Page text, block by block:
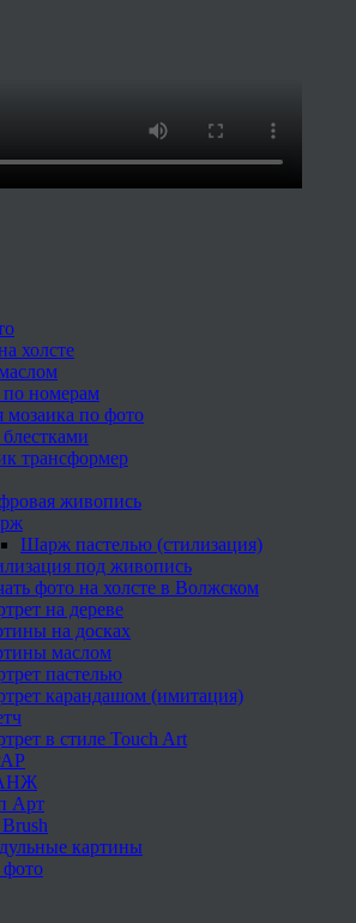
холсте
номерам
мозаика по фото
трансформер
живопись
Шарж пастелью (стилизация)
под живопись
фото на холсте в Волжском
на дереве
на досках
маслом
пастелью
карандашом (имитация)
в стиле Touch Art
Арт
картины